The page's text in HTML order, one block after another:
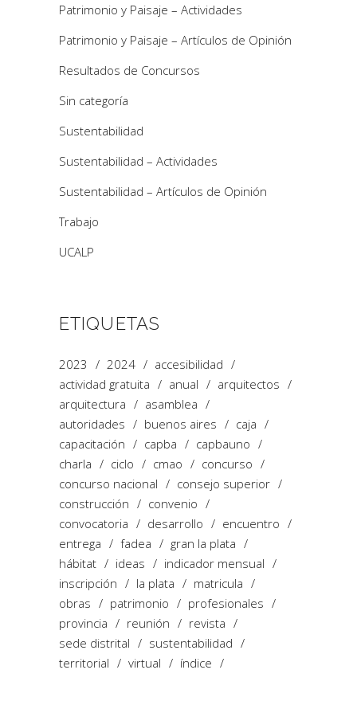
Patrimonio y Paisaje – Actividades
Patrimonio y Paisaje – Artículos de Opinión
Resultados de Concursos
Sin categoría
Sustentabilidad
Sustentabilidad – Actividades
Sustentabilidad – Artículos de Opinión
Trabajo
UCALP
ETIQUETAS
2023 2024
accesibilidad
actividad gratuita
anual
arquitectos
arquitectura
asamblea
autoridades
buenos aires
caja
capacitación
capba
capbauno
charla
ciclo cmao
concurso
concurso nacional
consejo superior
construcción
convenio
convocatoria
desarrollo
encuentro
entrega
fadea
gran la plata
hábitat
ideas
indicador mensual
inscripción
la plata
matricula
obras
patrimonio
profesionales
provincia
reunión
revista
sede distrital
sustentabilidad
territorial
virtual índice